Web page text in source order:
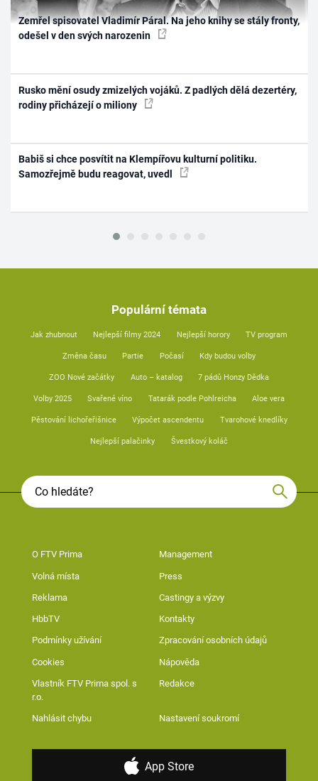
Zemřel spisovatel Vladimír Páral. Na jeho knihy se stály fronty,
odešel v den svých narozenin
Rusko mění osudy zmizelých vojáků. Z padlých dělá dezertéry,
rodiny přicházejí o miliony
Babiš si chce posvítit na Klempířovu kulturní politiku.
Samozřejmě budu reagovat, uvedl
Populární témata
Jak zhubnout Nejlepší filmy 2024 Nejlepší horory TV program
Změna času Partie Počasí Kdy budou volby
ZOO Nové začátky Auto – katalog 7 pádů Honzy Dědka
Volby 2025 Svařené víno Tatarák podle Pohlreicha Aloe vera
Pěstování lichořeřišnice Výpočet ascendentu Tvarohové knedlíky
Nejlepší palačinky Švestkový koláč
O FTV Prima Management
Volná místa Press
Reklama Castingy a výzvy
HbbTV Kontakty
Podmínky užívání Zpracování osobních údajů
Cookies Nápověda
Vlastník FTV Prima spol. s
r.o.
Redakce
Nahlásit chybu Nastavení soukromí
App Store